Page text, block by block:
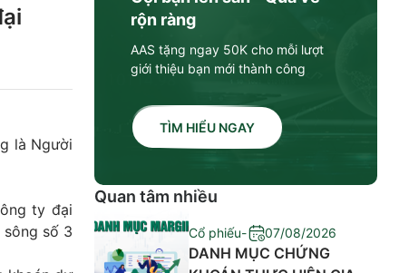
là Người
ty đại
số 3
rộn ràng
AAS tặng ngay 50K cho mỗi lượt
giới thiệu bạn mới thành công
TÌM HIỂU NGAY
Quan tâm nhiều
Cổ phiếu- 07/08/2026
DANH MỤC CHỨNG